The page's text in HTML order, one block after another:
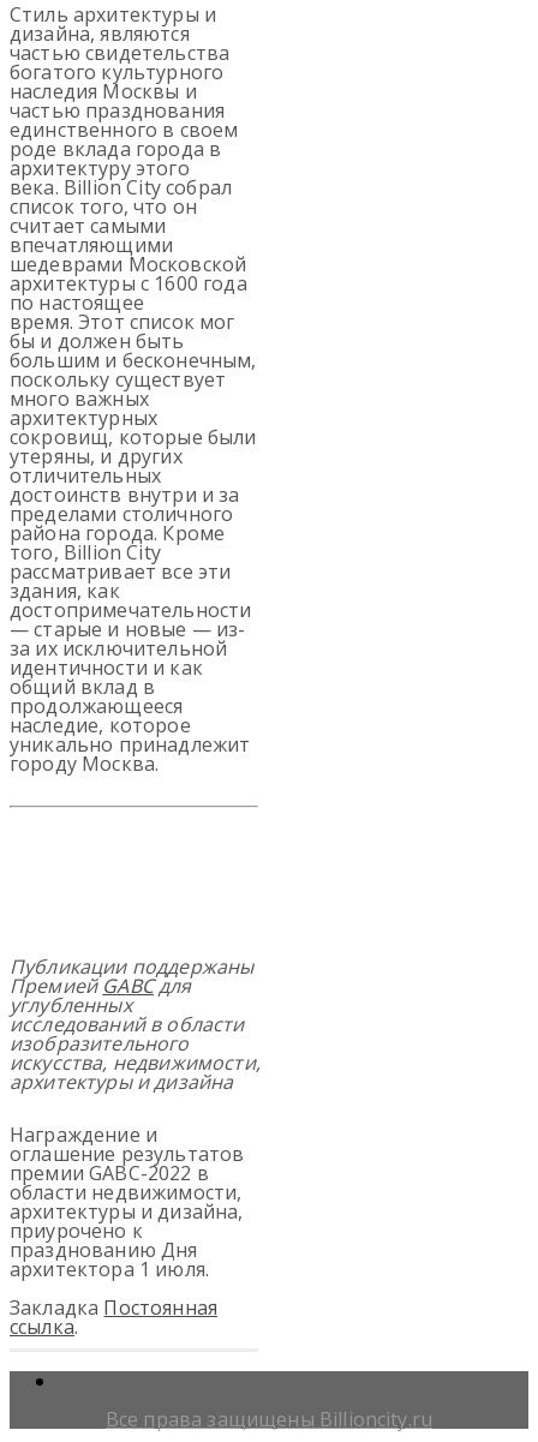
Стиль архитектуры и
дизайна, являются
частью свидетельства
богатого культурного
наследия Москвы и
частью празднования
единственного в своем
роде вклада города в
архитектуру этого
века. Billion City собрал
список того, что он
считает самыми
впечатляющими
шедеврами Московской
архитектуры с 1600 года
по настоящее
время. Этот список мог
бы и должен быть
большим и бесконечным,
поскольку существует
много важных
архитектурных
сокровищ, которые были
утеряны, и других
отличительных
достоинств внутри и за
пределами столичного
района города. Кроме
того, Billion City
рассматривает все эти
здания, как
достопримечательности
— старые и новые — из-
за их исключительной
идентичности и как
общий вклад в
продолжающееся
наследие, которое
уникально принадлежит
городу Москва.
Публикации поддержаны
ПремиейGABCдля
углубленных
исследований в области
изобразительного
искусства, недвижимости,
архитектуры и дизайна
Награждение и
оглашение результатов
премии GABC-2022 в
области недвижимости,
архитектуры и дизайна,
приурочено к
празднованию Дня
архитектора 1 июля.
Закладка Постоянная
ссылка.
Все права защищены Billioncity.ru